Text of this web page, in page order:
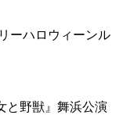
ーハロウィーンル
と野獣』舞浜公演